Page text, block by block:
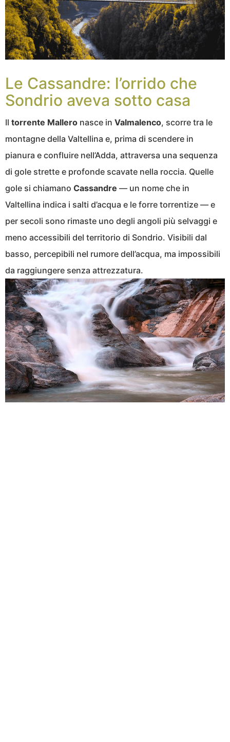
Le Cassandre: l’orrido che
Sondrio aveva sotto casa
Il torrente Mallero nasce in Valmalenco, scorre tra le
montagne della Valtellina e, prima di scendere in
pianura e confluire nell’Adda, attraversa una sequenza
di gole strette e profonde scavate nella roccia. Quelle
gole si chiamano Cassandre — un nome che in
Valtellina indica i salti d’acqua e le forre torrentize — e
per secoli sono rimaste uno degli angoli più selvaggi e
meno accessibili del territorio di Sondrio. Visibili dal
basso, percepibili nel rumore dell’acqua, ma impossibili
da raggiungere senza attrezzatura.